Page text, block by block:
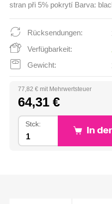
stran při 5% pokrytí Barva:
Rücksendungen:
Verfügbarkeit:
Gewicht:
77,82 € mit Mehrwertsteuer
64,31 €
Stck:
In